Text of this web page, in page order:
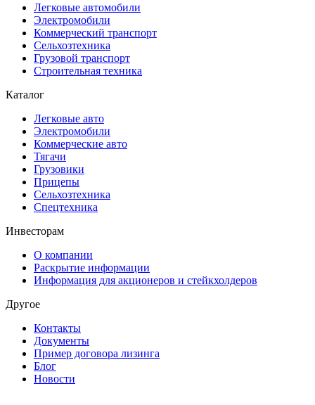
Легковые автомобили
Электромобили
Коммерческий транспорт
Сельхозтехника
Грузовой транспорт
Строительная техника
Каталог
Легковые авто
Электромобили
Коммерческие авто
Тягачи
Грузовики
Прицепы
Сельхозтехника
Спецтехника
Инвесторам
О компании
Раскрытие информации
Информация для акционеров и стейкхолдеров
Другое
Контакты
Документы
Пример договора лизинга
Блог
Новости